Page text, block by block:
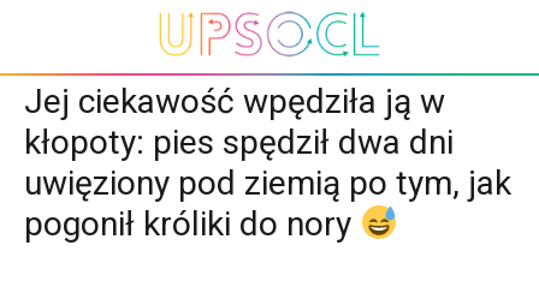
Jej ciekawość wpędziła ją w
kłopoty: pies spędził dwa dni
uwięziony pod ziemią po tym, jak
pogonił króliki do nory